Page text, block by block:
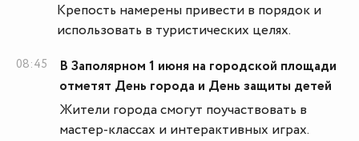
Крепость намерены привести в порядок и
использовать в туристических целях.
08:45
В Заполярном 1 июня на городской площади
отметят День города и День защиты детей
Жители города смогут поучаствовать в
мастер-классах и интерактивных играх.